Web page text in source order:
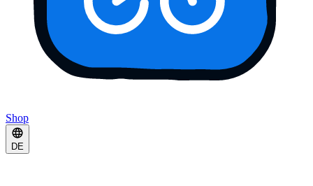
Shop
DE